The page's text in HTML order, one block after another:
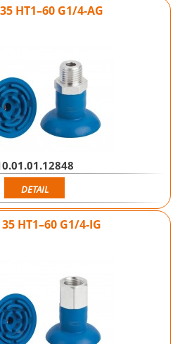
HT1–60 G1/4-AG
DETAIL
HT1–60 G1/4-IG